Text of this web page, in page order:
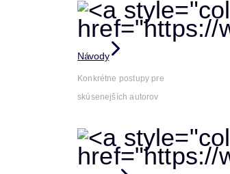
Návody
Konkrétne postupy pre
skúsenejších autorov